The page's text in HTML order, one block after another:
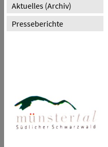
Aktuelles (Archiv)
Presseberichte